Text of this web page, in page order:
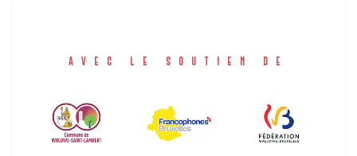
AVEC LE SOUTIEN DE